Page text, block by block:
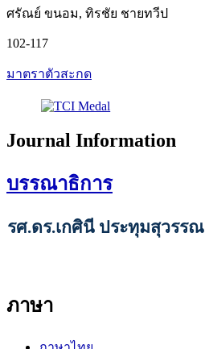
ศรัณย์ ขนอม, ทิรชัย ชายทวีป
102-117
มาตราตัวสะกด
Journal Information
บรรณาธิการ
รศ.ดร.เกศินี ประทุมสุวรรณ
ภาษา